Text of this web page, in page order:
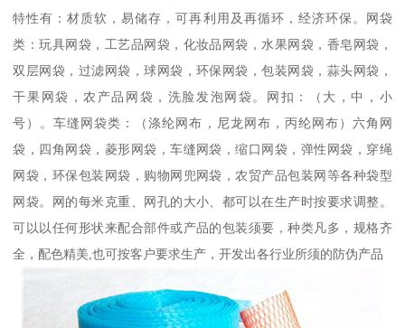
特性有：材质软，易储存，可再利用及再循环，经济环保。网袋
类：玩具网袋，工艺品网袋，化妆品网袋，水果网袋，香皂网袋，
双层网袋，过滤网袋，球网袋，环保网袋，包装网袋，蒜头网袋，
干果网袋，农产品网袋，洗脸发泡网袋。网扣：（大，中，小
号）。车缝网袋类：（涤纶网布，尼龙网布，丙纶网布）六角网
袋，四角网袋，菱形网袋，车缝网袋，缩口网袋，弹性网袋，穿绳
网袋，环保包装网袋，购物网兜网袋，农贸产品包装网等各种袋型
网袋。网的每米克重、网孔的大小、都可以在生产时按要求调整。
可以以任何形状来配合部件或产品的包装须要，种类凡多，规格齐
全，配色精美,也可按客户要求生产，开发出各行业所须的防伪产品